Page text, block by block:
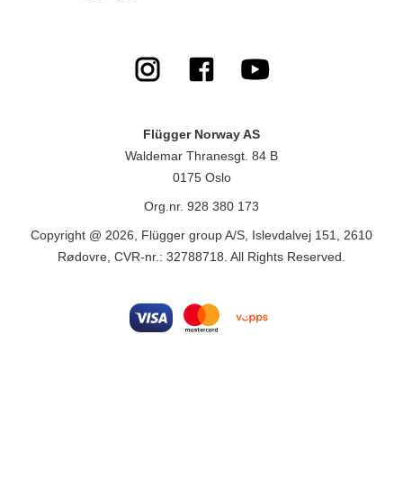
Flügger Norway AS
Waldemar Thranesgt. 84 B
0175 Oslo
Org.nr. 928 380 173
Copyright @ 2026, Flügger group A/S, Islevdalvej 151, 2610
Rødovre, CVR-nr.: 32788718. All Rights Reserved.